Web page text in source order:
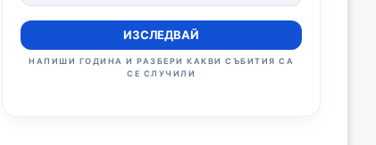
ИЗСЛЕДВАЙ
НАПИШИ ГОДИНА И РАЗБЕРИ КАКВИ СЪБИТИЯ СА
СЕ СЛУЧИЛИ